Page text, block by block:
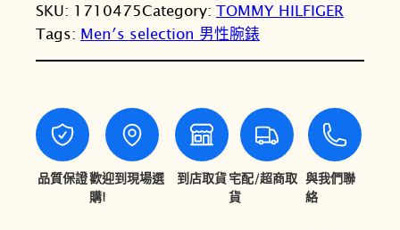
：
N
$
6
,
：
N
$
6
,
SKU: 1710475Category: TOMMY HILFIGER
Tags: Men′s selection 男性腕錶
品質保證歡迎到現場選
購!
到店取貨宅配/超商取
貨
與我們聯
絡